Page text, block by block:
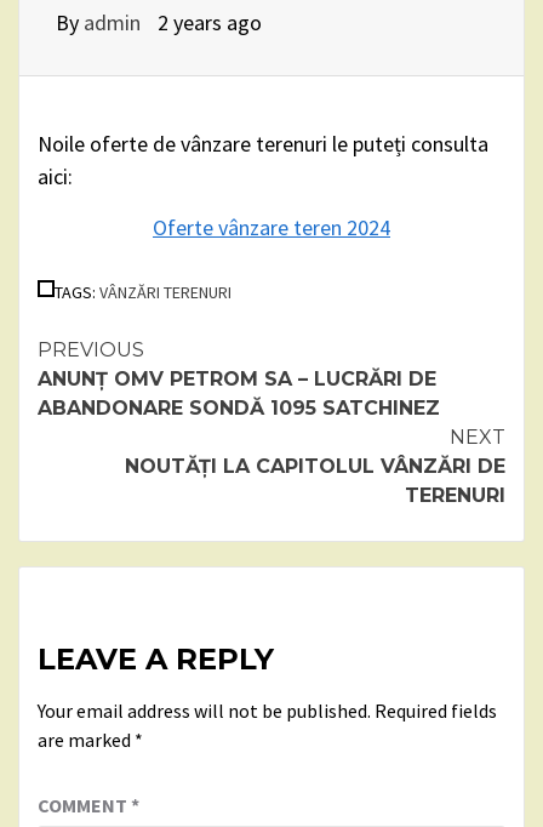
By admin 2 years ago
Noile oferte de vânzare terenuri le puteți consulta
aici:
Oferte vânzare teren 2024
TAGS: VÂNZĂRI TERENURI
Continue
Reading
PREVIOUS
ANUNȚ OMV PETROM SA – LUCRĂRI DE
ABANDONARE SONDĂ 1095 SATCHINEZ
NEXT
NOUTĂȚI LA CAPITOLUL VÂNZĂRI DE
TERENURI
LEAVE A REPLY
Your email address will not be published. Required fields
are marked *
COMMENT *